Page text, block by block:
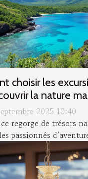
choisir les
la nature
2025 10:40
regorge de trésors
passionnés